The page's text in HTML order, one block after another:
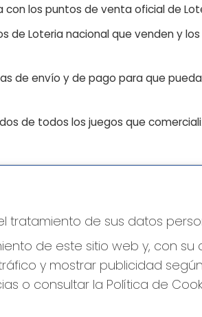
los puntos de venta oficial de
de Loteria nacional que venden y
de envío y de pago para que
de todos los juegos que
DE LOTERIAS: 17-CADIZ -
956073495
aquí para contactar por WhatsApp
tratamiento de sus datos
de este sitio web y, con su
y mostrar publicidad
o consultar la Política de